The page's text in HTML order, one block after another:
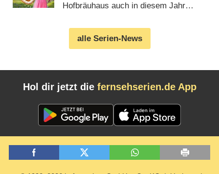
Hofbräuhaus auch in diesem Jahr
alle Serien-News
Hol dir jetzt die fernsehserien.de App